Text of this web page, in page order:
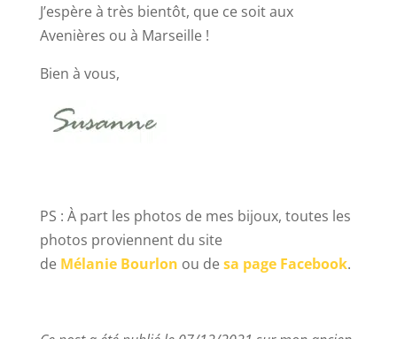
J’espère à très bientôt, que ce soit aux
Avenières ou à Marseille !
Bien à vous,
PS : À part les photos de mes bijoux, toutes les
photos proviennent du site
de Mélanie Bourlon ou desa page Facebook.